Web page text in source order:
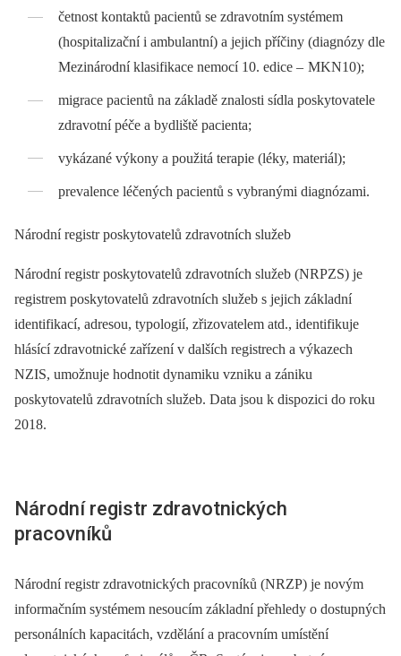
četnost kontaktů pa­cientů se zdravotním systémem
(hospitalizační i ambulantní) a jejich příčiny (dia­gnózy dle
Mezinárodní klasifikace nemocí 10. edice – MKN10);
migrace pa­cientů na základě znalosti sídla poskytovatele
zdravotní péče a bydliště pa­cienta;
vykázané výkony a použitá terapie (léky, materiál);
prevalence léčených pa­cientů s vybranými dia­gnózami.
Národní registr poskytovatelů zdravotních služeb
Národní registr poskytovatelů zdravotních služeb (NRPZS) je
registrem poskytovatelů zdravotních služeb s jejich základní
identifikací, adresou, typologií, zřizovatelem atd., identifikuje
hlásící zdravotnické zařízení v dalších registrech a výkazech
NZIS, umožnuje hodnotit dynamiku vzniku a zániku
poskytovatelů zdravotních služeb. Data jsou k dispozici do roku
2018.
Národní registr zdravotnických
pracovníků
Národní registr zdravotnických pracovníků (NRZP) je novým
informačním systémem nesoucím základní přehledy o dostupných
personálních kapacitách, vzdělání a pracovním umístění